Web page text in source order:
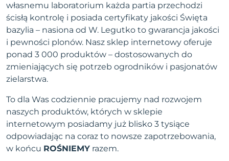
własnemu laboratorium każda partia przechodzi
ścisłą kontrolę i posiada certyfikaty jakości Święta
bazylia – nasiona od W. Legutko to gwarancja jakości
i pewności plonów. Nasz sklep internetowy oferuje
ponad 3 000 produktów – dostosowanych do
zmieniających się potrzeb ogrodników i pasjonatów
zielarstwa.
To dla Was codziennie pracujemy nad rozwojem
naszych produktów, których w sklepie
internetowym posiadamy już blisko 3 tysiące
odpowiadając na coraz to nowsze zapotrzebowania,
w końcu ROŚNIEMY razem.